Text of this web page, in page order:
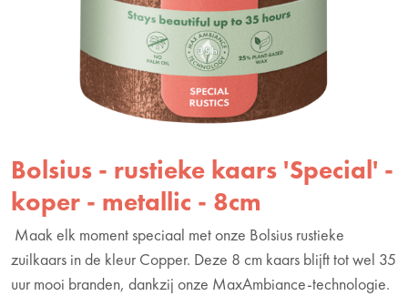
Bolsius - rustieke kaars 'Special' -
koper - metallic - 8cm
Maak elk moment speciaal met onze Bolsius rustieke
zuilkaars in de kleur Copper. Deze 8 cm kaars blijft tot wel 35
uur mooi branden, dankzij onze MaxAmbiance-technologie.